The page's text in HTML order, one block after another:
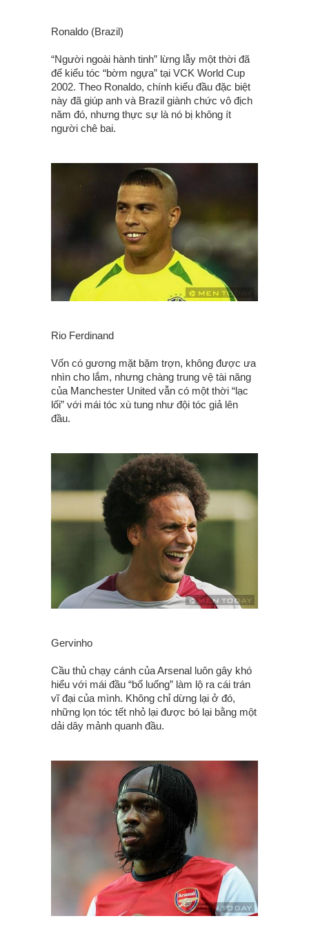
Ronaldo (Brazil)
“Người ngoài hành tinh” lừng lẫy một thời đã
để kiểu tóc “bờm ngựa” tại VCK World Cup
2002. Theo Ronaldo, chính kiểu đầu đặc biệt
này đã giúp anh và Brazil giành chức vô địch
năm đó, nhưng thực sự là nó bị không ít
người chê bai.
Rio Ferdinand
Vốn có gương mặt bặm trợn, không được ưa
nhìn cho lắm, nhưng chàng trung vệ tài năng
của Manchester United vẫn có một thời “lạc
lối” với mái tóc xù tung như đội tóc giả lên
đầu.
Gervinho
Cầu thủ chạy cánh của Arsenal luôn gây khó
hiểu với mái đầu “bổ luống” làm lộ ra cái trán
vĩ đại của mình. Không chỉ dừng lại ở đó,
những lọn tóc tết nhỏ lại được bó lại bằng một
dải dây mảnh quanh đầu.